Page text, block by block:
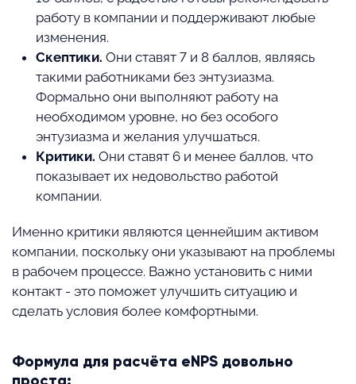
работу в компании и поддерживают любые
изменения.
Скептики. Они ставят 7 и 8 баллов, являясь
такими работниками без энтузиазма.
Формально они выполняют работу на
необходимом уровне, но без особого
энтузиазма и желания улучшаться.
Критики. Они ставят 6 и менее баллов, что
показывает их недовольство работой
компании.
Именно критики являются ценнейшим активом
компании, поскольку они указывают на проблемы
в рабочем процессе. Важно установить с ними
контакт - это поможет улучшить ситуацию и
сделать условия более комфортными.
Формула для расчёта eNPS довольно